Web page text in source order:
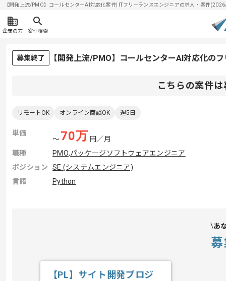
【開発上流/PMO】コールセンターAI対応化案件| ITフリーランスエンジニアの求人・案件
企業の方 案件検索
募集終了 【開発上流/PMO】コールセンターAI対応化の
こちらの案件
リモートOK オンライン商談OK 週5日
単価
〜70万 円／月
職種
PMO,パッケージソフトウェアエンジニア
ポジション
SE (システムエンジニア)
言語
Python
あ
【PL】サイト開発プロジ